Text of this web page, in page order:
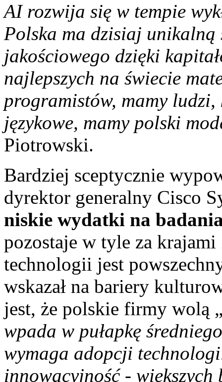
AI rozwija się w tempie
Polska ma dzisiaj unikalną
jakościowego dzięki
najlepszych na świecie
programistów, mamy
językowe, mamy polski
Piotrowski.
Bardziej sceptycznie
dyrektor generalny Cisco
niskie wydatki na
pozostaje w tyle za
technologii jest
wskazał na bariery
jest, że polskie firmy wolą
wpada w pułapkę
wymaga adopcji
innowacyjność - większych